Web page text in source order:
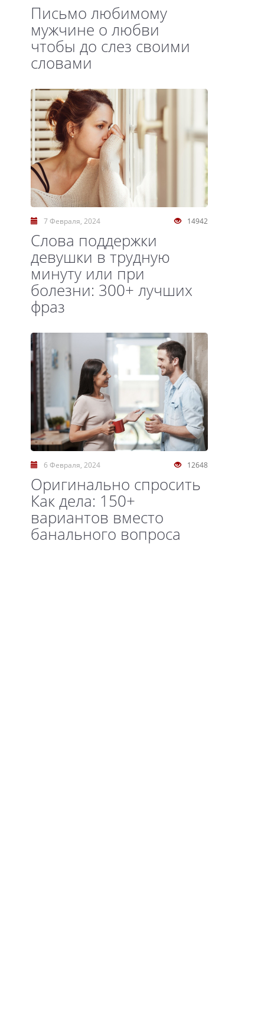
Письмо любимому
мужчине о любви
чтобы до слез своими
словами
14942
7 Февраля, 2024
Слова поддержки
девушки в трудную
минуту или при
болезни: 300+ лучших
фраз
12648
6 Февраля, 2024
Оригинально спросить
Как дела: 150+
вариантов вместо
банального вопроса